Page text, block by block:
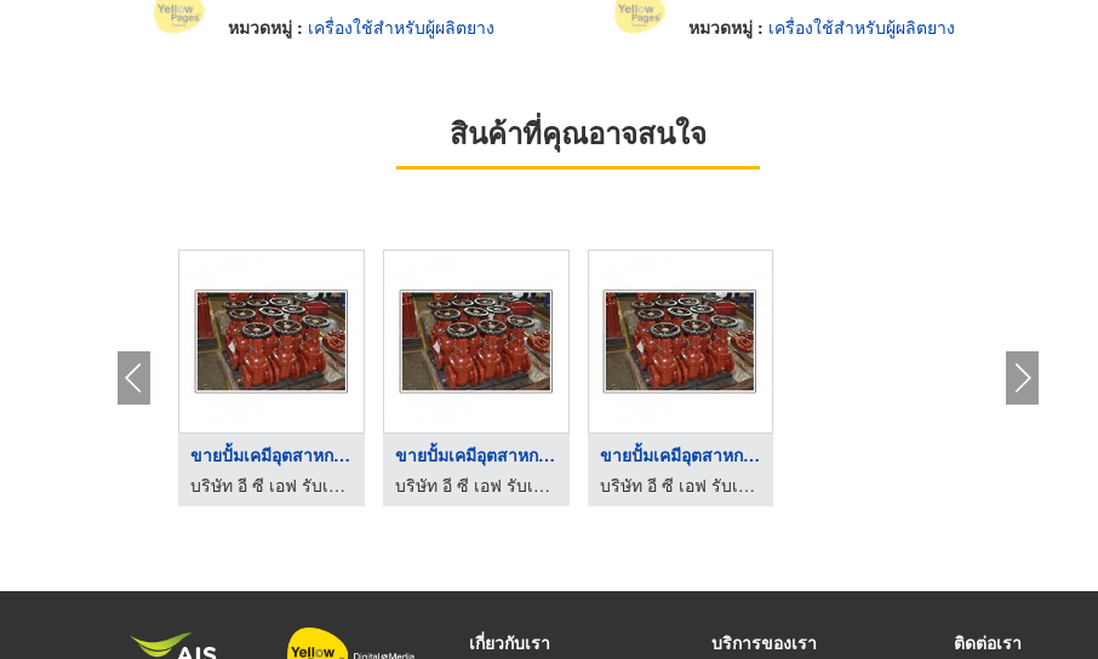
หมวดหมู่ : เครื่องใช้สำหรับผู้ผลิตยาง
หมวดหมู่ : เครื่องใช้สำหรับผู้ผลิตยาง
สินค้าที่คุณอาจสนใจ
ขายปั้มเคมีอุตสาหกรร ...
บริษัท อี ซี เอฟ รับเบอร์อินดัสทรี จำกัด
ขายปั้มเคมีอุตสาหกรร ...
บริษัท อี ซี เอฟ รับเบอร์อินดัสทรี จำกัด
ขายปั้มเคมีอุตสาหกรร ...
บริษัท อี ซี เอฟ รับเบอร์อินดัสทรี จำกัด
เกี่ยวกับเรา บริการของเรา ติดต่อเรา